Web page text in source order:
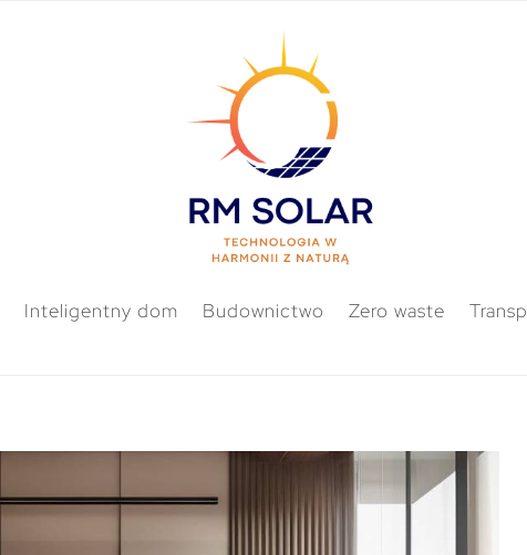
Inteligentny dom Budownictwo Zero waste